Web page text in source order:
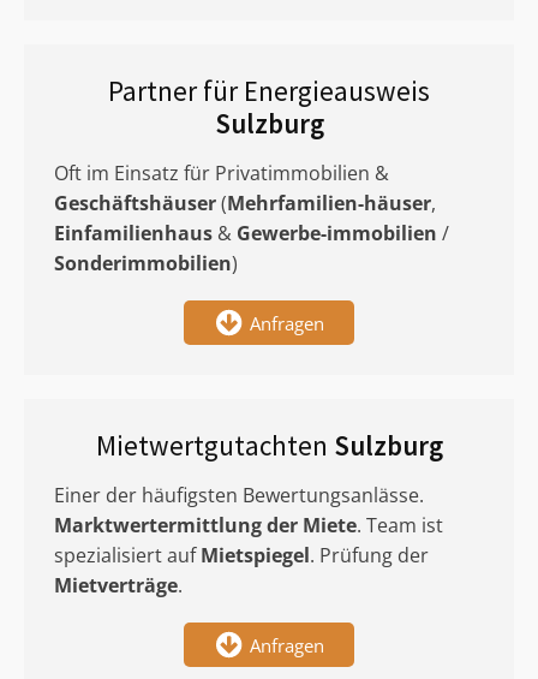
Partner für Energieausweis
Sulzburg
Oft im Einsatz für Privatimmobilien &
Geschäftshäuser(Mehrfamilien-häuser,
Einfamilienhaus & Gewerbe-immobilien /
Sonderimmobilien)
Anfragen
Mietwertgutachten Sulzburg
Einer der häufigsten Bewertungsanlässe.
Marktwertermittlungder Miete. Team ist
spezialisiert aufMietspiegel. Prüfung der
Mietverträge.
Anfragen